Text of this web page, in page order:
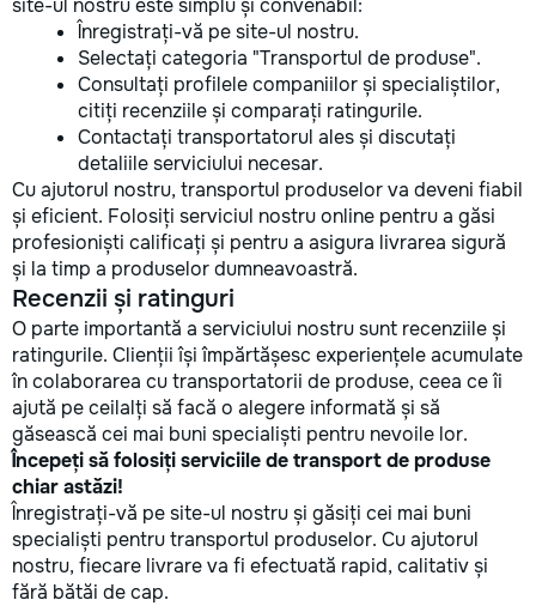
site-ul nostru este simplu și convenabil:
Înregistrați-vă pe site-ul nostru.
Selectați categoria "Transportul de produse".
Consultați profilele companiilor și specialiștilor,
citiți recenziile și comparați ratingurile.
Contactați transportatorul ales și discutați
detaliile serviciului necesar.
Cu ajutorul nostru, transportul produselor va deveni fiabil
și eficient. Folosiți serviciul nostru online pentru a găsi
profesioniști calificați și pentru a asigura livrarea sigură
și la timp a produselor dumneavoastră.
Recenzii și ratinguri
O parte importantă a serviciului nostru sunt recenziile și
ratingurile. Clienții își împărtășesc experiențele acumulate
în colaborarea cu transportatorii de produse, ceea ce îi
ajută pe ceilalți să facă o alegere informată și să
găsească cei mai buni specialiști pentru nevoile lor.
Începeți să folosiți serviciile de transport de produse
chiar astăzi!
Înregistrați-vă pe site-ul nostru și găsiți cei mai buni
specialiști pentru transportul produselor. Cu ajutorul
nostru, fiecare livrare va fi efectuată rapid, calitativ și
fără bătăi de cap.